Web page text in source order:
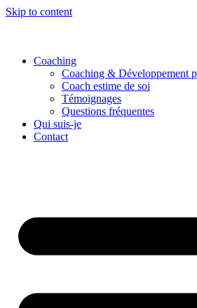
Skip to content
Coaching
Coaching & Développement
Coach estime de soi
Témoignages
Questions fréquentes
Qui suis-je
Contact